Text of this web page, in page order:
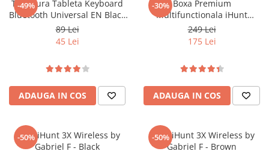
-49%
Tastatura Tableta Keyboard
Bluetooth Universal EN Black
Bulk
89 Lei
45 Lei
ADAUGA IN COS
-30% Boxa Premium
Multifunctionala iHunt
BedSide 9-in-1 15W Bluetooth
Wood
249 Lei
175 Lei
ADAUGA IN COS
-50%
Casti iHunt 3X Wireless by
Gabriel F - Black
-50%
Casti iHunt 3X Wireless by
Gabriel F - Brown